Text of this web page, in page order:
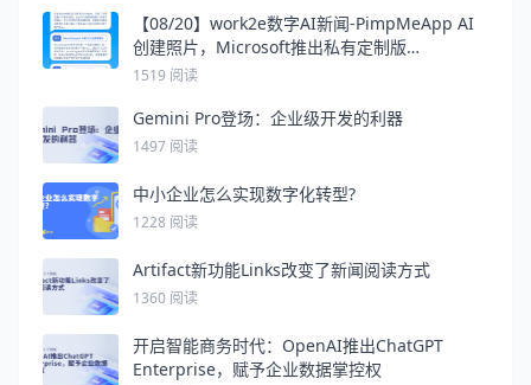
【08/20】work2e数字AI新闻-PimpMeApp AI
创建照片，Microsoft推出私有定制版
1519 阅读
Gemini Pro登场：企业级开发的利器
1497 阅读
中小企业怎么实现数字化转型?
1228 阅读
Artifact新功能Links改变了新闻阅读方式
1360 阅读
开启智能商务时代：OpenAI推出ChatGPT
Enterprise，赋予企业数据掌控权